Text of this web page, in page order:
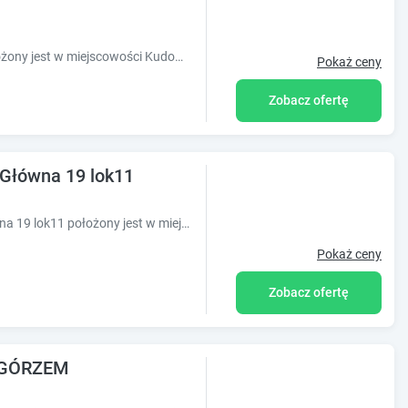
Obiekt Domki u Iwony#sauna#balia położony jest w miejscowości Kudowa-Zdrój w regionie dolnośląskie i oferuje bezpłatne Wi-Fi, plac zabaw, ogró Pokaż ceny
Zobacz ofertę
19 lok11
Obiekt LAWENDOWE NOCOWANIE Główna 19 lok11 położony jest w miejscowości Kudowa-Zdrój i oferuje bezpłatne Wi-Fi oraz klimatyzację. Odległość
Pokaż ceny
Zobacz ofertę